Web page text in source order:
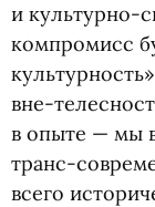
и культурно-
компромисс
вне-
в опыте — мы
транс-
всего